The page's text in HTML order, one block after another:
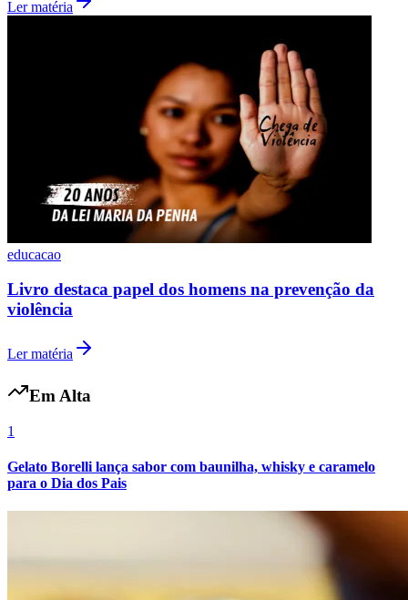
Atlético-MG
Ler matéria
educacao
Livro destaca papel dos homens na prevenção da
violência
Ler matéria
Em Alta
1
Gelato Borelli lança sabor com baunilha, whisky e caramelo
para o Dia dos Pais